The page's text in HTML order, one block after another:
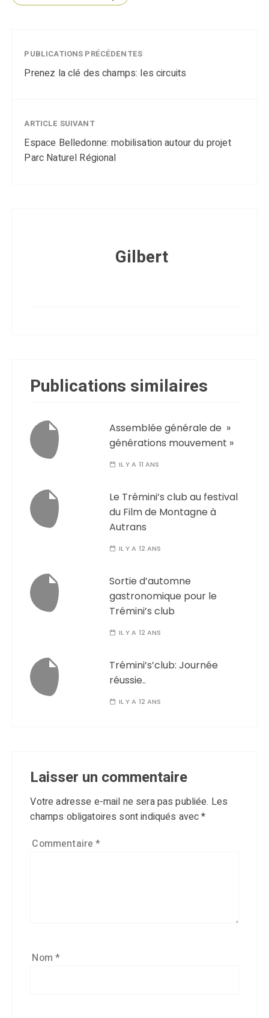
PUBLICATIONS PRÉCÉDENTES
Prenez la clé des champs: les circuits
ARTICLE SUIVANT
Espace Belledonne: mobilisation autour du projet
Parc Naturel Régional
Gilbert
Publications similaires
Assemblée générale de »
générations mouvement »
IL Y A 11 ANS
Le Trémini’s club au festival
du Film de Montagne à
Autrans
IL Y A 12 ANS
Sortie d’automne
gastronomique pour le
Trémini’s club
IL Y A 12 ANS
Trémini’s’club: Journée
réussie..
IL Y A 12 ANS
Laisser un commentaire
Votre adresse e-mail ne sera pas publiée. Les
champs obligatoires sont indiqués avec*
Commentaire*
Nom*